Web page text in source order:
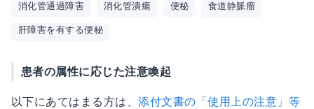
消化管通過障害 消化管潰瘍 便秘 食道静脈瘤
肝障害を有する便秘
患者の属性に応じた注意喚起
以下にあてはまる方は、添付文書の「使用上の注意」等